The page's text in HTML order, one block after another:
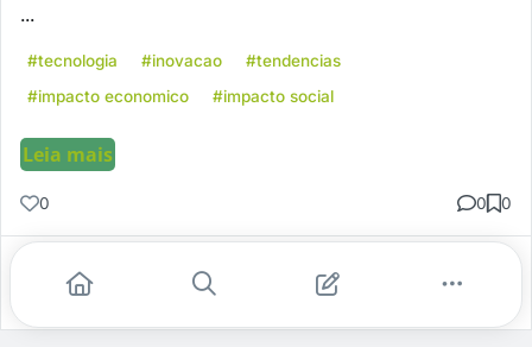
...
#tecnologia #inovacao
#tendencias
#impacto economico
#impacto social
Leia mais
0 0 0
Gostei Comentar Salvar